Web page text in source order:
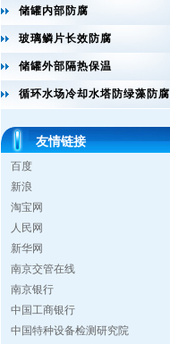
储罐内部防腐
玻璃鳞片长效防腐
储罐外部隔热保温
循环水场冷却水塔防绿藻防腐
友情链接
百度
新浪
淘宝网
人民网
新华网
南京交管在线
南京银行
中国工商银行
中国特种设备检测研究院